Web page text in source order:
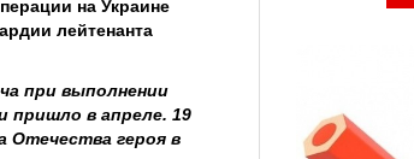
на Украине
лейтенанта
при выполнении
пришло в апреле. 19
Отечества героя в